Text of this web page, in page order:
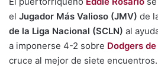
el Jugador Más Valioso (JMV) de
de la Liga Nacional (SCLN) al
a imponerse 4-2 sobre Dodgers
cruce al mejor de siete encuentros.